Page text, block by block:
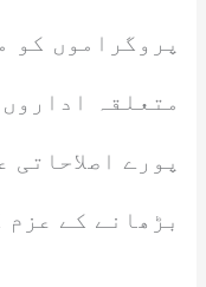
پروگراموں کو
متعلقہ
پورے
بڑھانے کے